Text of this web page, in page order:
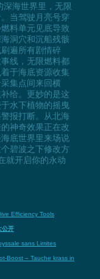
海世界里，无限
当驾驶月亮号穿
料单元见底导致
洞穴和沉船残骸
遍所有剧情碎
线，无限燃料都
于海底资源收集
集点间来回横
给。更妙的是这
水下植物的摇曳
报打断。从北海
神奇效果正在改
底世界里来场说
碧波之下修改方
就开启你的永动
Efficiency Tools
公开
sans Limites
Boost – Tauche krass in